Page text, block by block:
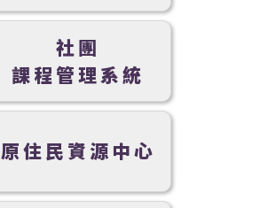
社團
課程管理系統
原住民資源中心